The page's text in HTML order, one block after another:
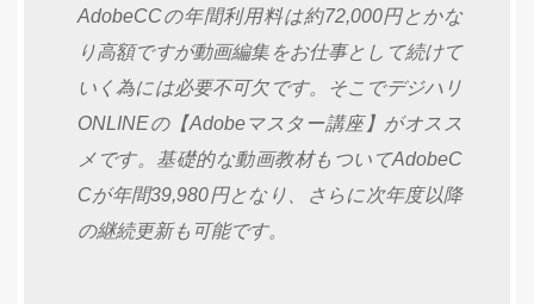
AdobeCCの年間利用料は約72,000円とかな
り高額ですが動画編集をお仕事として続けて
いく為には必要不可欠です。そこでデジハリ
ONLINEの【Adobeマスター講座】がオスス
メです。基礎的な動画教材もついてAdobeC
Cが年間39,980円となり、さらに次年度以降
の継続更新も可能です。